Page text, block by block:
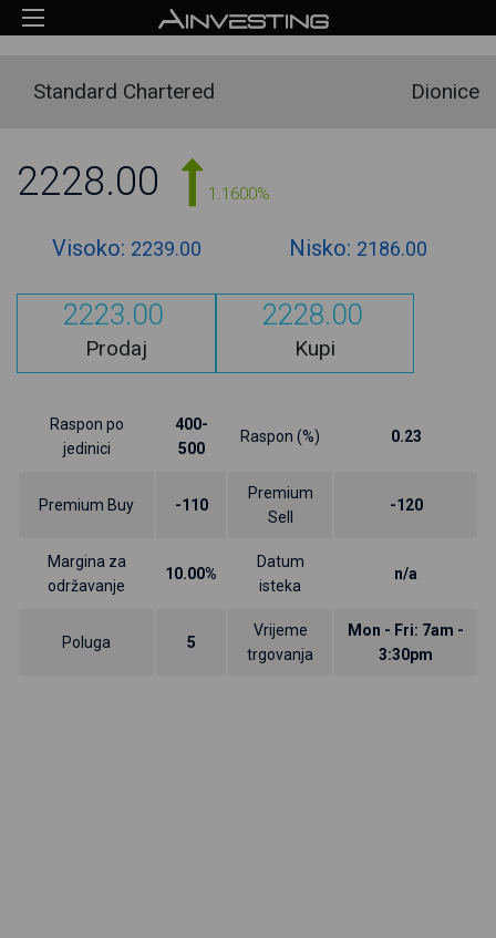
Standard Chartered Dionice
2228.00 1.1600%
Visoko: 2239.00 Nisko: 2186.00
2223.00
Prodaj
2228.00
Kupi
Raspon po
jedinici
400-
500
Raspon (%) 0.23
Premium Buy -110
Premium
Sell
-120
Margina za
održavanje
10.00%
Datum
isteka
n/a
Poluga 5
Vrijeme
trgovanja
Mon - Fri: 7am -
3:30pm